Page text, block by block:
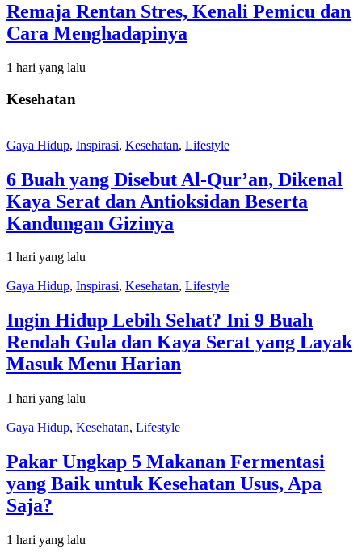
Remaja Rentan Stres, Kenali Pemicu dan
Cara Menghadapinya
1 hari yang lalu
Kesehatan
Gaya Hidup, Inspirasi, Kesehatan, Lifestyle
6 Buah yang Disebut Al-Qur’an, Dikenal
Kaya Serat dan Antioksidan Beserta
Kandungan Gizinya
1 hari yang lalu
Gaya Hidup, Inspirasi, Kesehatan, Lifestyle
Ingin Hidup Lebih Sehat? Ini 9 Buah
Rendah Gula dan Kaya Serat yang Layak
Masuk Menu Harian
1 hari yang lalu
Gaya Hidup, Kesehatan, Lifestyle
Pakar Ungkap 5 Makanan Fermentasi
yang Baik untuk Kesehatan Usus, Apa
Saja?
1 hari yang lalu